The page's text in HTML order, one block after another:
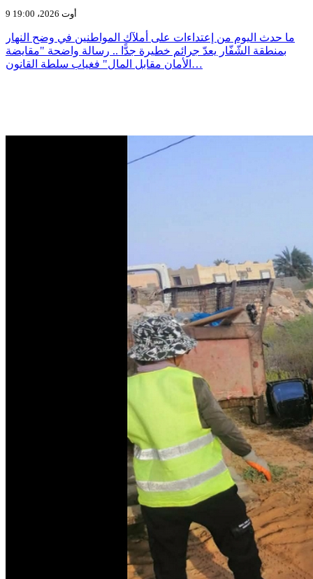
9 أوت 2026، 19:00
ما حدث اليوم من إعتداءات على أملآك المواطنين في وضح النهار
بمنطقة الشّفّار يعدّ جرائم خطيرة جدًّا .. رسالة واضحة "مقايضة
الأمان مقابل المال" فغياب سلطة القانون…